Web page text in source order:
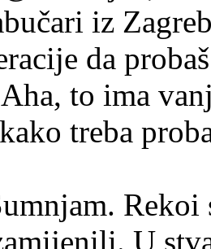
iz
da
to ima
treba
Rekoi
U